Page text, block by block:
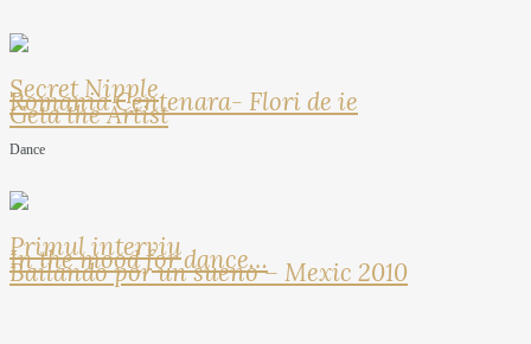
Secret Nipple
Romania Centenara- Flori de ie
Geta the Artist
Dance
Primul interviu
In the mood for dance…
Bailando por un sueno – Mexic 2010